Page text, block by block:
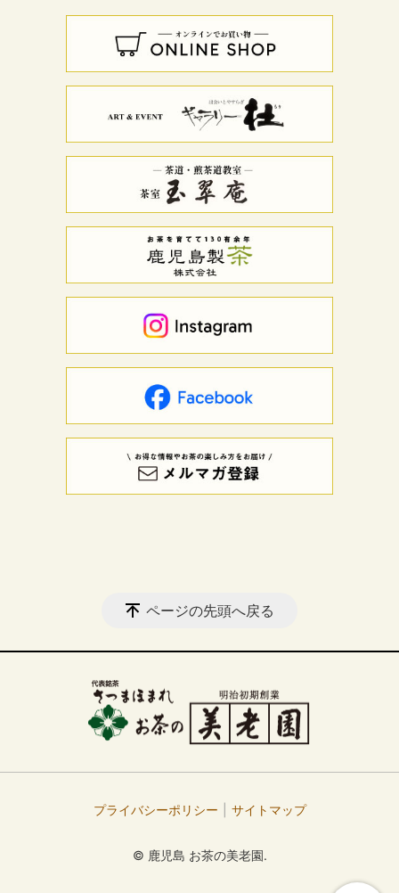
ページの先頭へ戻る
プライバシーポリシー サイトマップ
© 鹿児島 お茶の美老園.